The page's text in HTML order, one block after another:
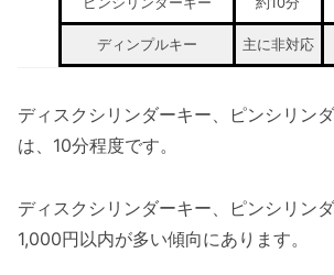
ディンプルキー 主に非対応
ディスクシリンダーキー、ピンシリン
は、10分程度です。
ディスクシリンダーキー、ピンシリン
1,000円以内が多い傾向にあります。